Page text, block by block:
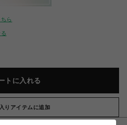
ちら
トに入れる
りアイテムに追加